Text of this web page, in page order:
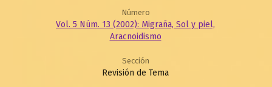
Número
Vol. 5 Núm. 13 (2002): Migraña, Sol y piel,
Aracnoidismo
Sección
Revisión de Tema